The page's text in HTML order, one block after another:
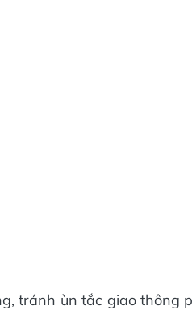
tránh ùn tắc giao thông